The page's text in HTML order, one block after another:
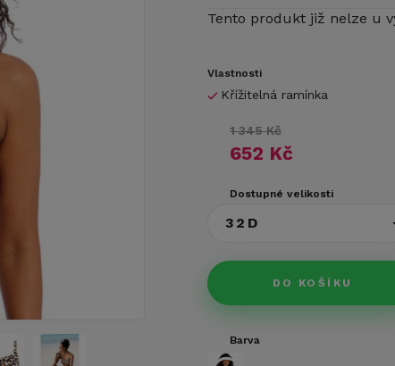
Tento produkt již nelze u
Vlastnosti
Křížitelná ramínka
1 345 Kč
652 Kč
Dostupné velikosti
32D
DO KOŠÍKU
Barva